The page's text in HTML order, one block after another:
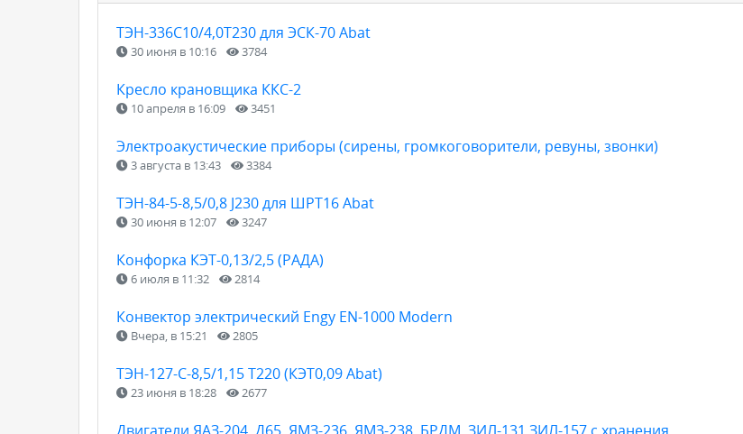
ТЭН-336С10/4,0Т230 для ЭСК-70 Abat
30 июня в 10:16 3784
Кресло крановщика ККС-2
10 апреля в 16:09 3451
Электроакустические приборы (сирены, громкоговорители, ревуны, звонки)
3 августа в 13:43 3384
ТЭН-84-5-8,5/0,8 J230 для ШРТ16 Abat
30 июня в 12:07 3247
Конфорка КЭТ-0,13/2,5 (РАДА)
6 июля в 11:32 2814
Конвектор электрический Engy EN-1000 Modern
Вчера, в 15:21 2805
ТЭН-127-С-8,5/1,15 Т220 (КЭТ0,09 Abat)
23 июня в 18:28 2677
Двигатели ЯАЗ-204, Д65, ЯМЗ-236, ЯМЗ-238, БРДМ, ЗИЛ-131,ЗИЛ-157 с хранения